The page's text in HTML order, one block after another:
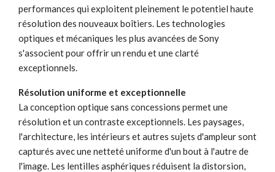
performances qui exploitent pleinement le potentiel haute
résolution des nouveaux boîtiers. Les technologies
optiques et mécaniques les plus avancées de Sony
s'associent pour offrir un rendu et une clarté
exceptionnels.
Résolution uniforme et exceptionnelle
La conception optique sans concessions permet une
résolution et un contraste exceptionnels. Les paysages,
l'architecture, les intérieurs et autres sujets d'ampleur sont
capturés avec une netteté uniforme d'un bout à l'autre de
l'image. Les lentilles asphériques réduisent la distorsion,